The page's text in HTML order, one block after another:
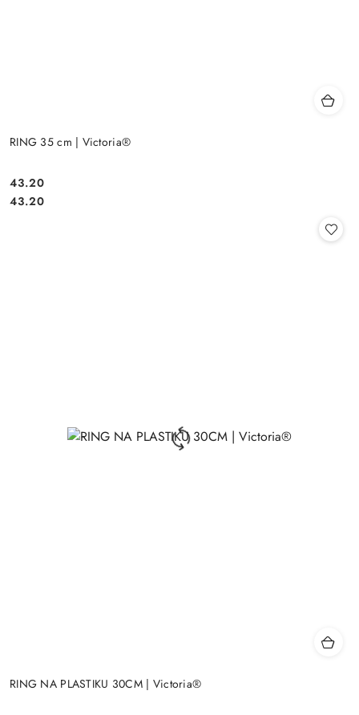
RING 35 cm | Victoria®
Cena:
43.20
Cena:
43.20
RING NA PLASTIKU 30CM | Victoria®